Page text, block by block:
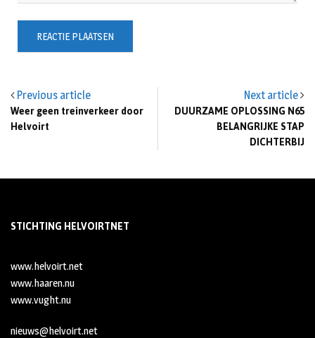
Previous article
Weer geen treinverkeer door
Helvoirt
Next article
DUURZAME OPLOSSING N65
BELANGRIJKE STAP
DICHTERBIJ
STICHTING HELVOIRTNET
www.helvoirt.net
www.haaren.nu
www.vught.nu
nieuws@helvoirt.net